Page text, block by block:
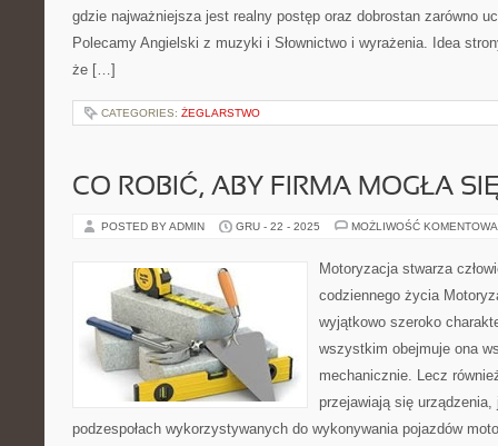
gdzie najważniejsza jest realny postęp oraz dobrostan zarówno
Polecamy Angielski z muzyki i Słownictwo i wyrażenia. Idea
że […]
CATEGORIES: ŻEGLARSTWO
CO ROBIĆ, ABY FIRMA MOGŁA
POSTED BY ADMIN GRU - 22 - 2025 MOŻLIWOŚĆ
Motoryzacja stwarza
codziennego życia
wyjątkowo szeroko
wszystkim obejmuje ona
mechanicznie. Lecz
przejawiają się urządzenia,
podzespołach wykorzystywanych do wykonywania pojazdów